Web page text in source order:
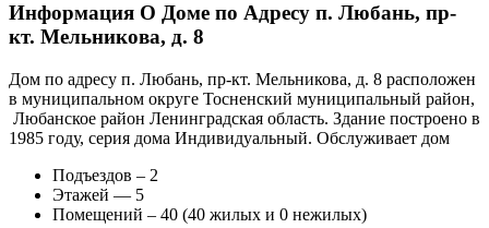
Информация О Доме по Адресу п. Любань, пр-
кт. Мельникова, д. 8
Дом по адресу п. Любань, пр-кт. Мельникова, д. 8 расположен
в муниципальном округе Тосненский муниципальный район,
Любанское район Ленинградская область. Здание построено в
1985 году, серия дома Индивидуальный. Обслуживает дом
Подъездов – 2
Этажей — 5
Помещений – 40 (40 жилых и 0 нежилых)